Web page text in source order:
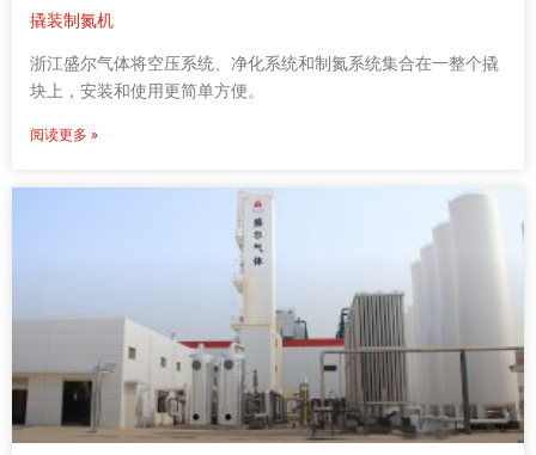
撬装制氮机
浙江盛尔气体将空压系统、净化系统和制氮系统集合在一整个撬
块上，安装和使用更简单方便。
阅读更多 »